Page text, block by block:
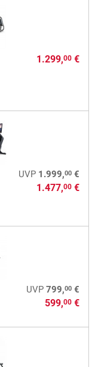
1.299,00€
UVP 1.999,00€
1.477,00€
UVP 799,00€
599,00€